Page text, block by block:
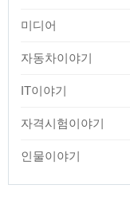
미디어
자동차이야기
IT이야기
자격시험이야기
인물이야기